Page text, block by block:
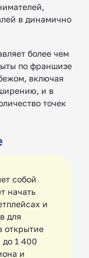
в динамично
более чем
по франшизе
включая
и в
точек
собой
начать
и
для
открытие
до 1 400
и